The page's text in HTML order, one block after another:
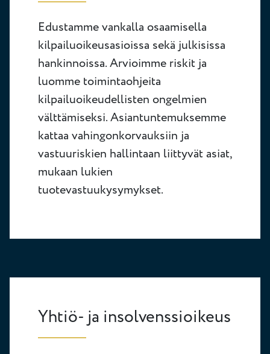
Edustamme vankalla osaamisella
kilpailuoikeusasioissa sekä julkisissa
hankinnoissa. Arvioimme riskit ja
luomme toimintaohjeita
kilpailuoikeudellisten ongelmien
välttämiseksi. Asiantuntemuksemme
kattaa vahingonkorvauksiin ja
vastuuriskien hallintaan liittyvät asiat,
mukaan lukien
tuotevastuukysymykset.
Yhtiö- ja insolvenssioikeus